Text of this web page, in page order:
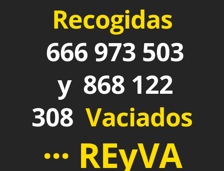
Recogidas
666 973 503
y 868 122
308 Vaciados
··· REyVA